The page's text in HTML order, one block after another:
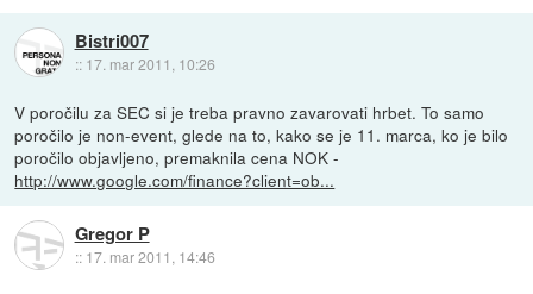
Bistri007
:: 17. mar 2011, 10:26
V poročilu za SEC si je treba pravno zavarovati hrbet. To samo
poročilo je non-event, glede na to, kako se je 11. marca, ko je bilo
poročilo objavljeno, premaknila cena NOK -
http://www.google.com/finance?client=ob...
Gregor P
:: 17. mar 2011, 14:46